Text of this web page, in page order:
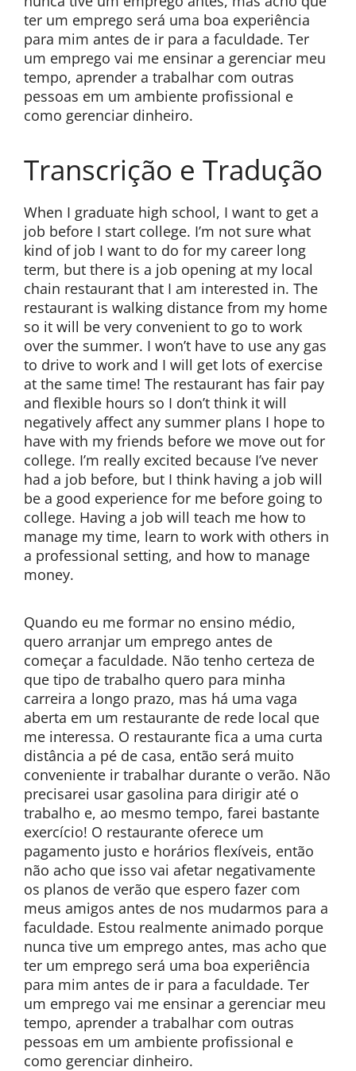
ter um emprego será uma boa experiência
para mim antes de ir para a faculdade. Ter
um emprego vai me ensinar a gerenciar meu
tempo, aprender a trabalhar com outras
pessoas em um ambiente profissional e
como gerenciar dinheiro.
Transcrição e Tradução
When I graduate high school, I want to get a
job before I start college. I’m not sure what
kind of job I want to do for my career long
term, but there is a job opening at my local
chain restaurant that I am interested in. The
restaurant is walking distance from my home
so it will be very convenient to go to work
over the summer. I won’t have to use any gas
to drive to work and I will get lots of exercise
at the same time! The restaurant has fair pay
and flexible hours so I don’t think it will
negatively affect any summer plans I hope to
have with my friends before we move out for
college. I’m really excited because I’ve never
had a job before, but I think having a job will
be a good experience for me before going to
college. Having a job will teach me how to
manage my time, learn to work with others in
a professional setting, and how to manage
money.
Quando eu me formar no ensino médio,
quero arranjar um emprego antes de
começar a faculdade. Não tenho certeza de
que tipo de trabalho quero para minha
carreira a longo prazo, mas há uma vaga
aberta em um restaurante de rede local que
me interessa. O restaurante fica a uma curta
distância a pé de casa, então será muito
conveniente ir trabalhar durante o verão. Não
precisarei usar gasolina para dirigir até o
trabalho e, ao mesmo tempo, farei bastante
exercício! O restaurante oferece um
pagamento justo e horários flexíveis, então
não acho que isso vai afetar negativamente
os planos de verão que espero fazer com
meus amigos antes de nos mudarmos para a
faculdade. Estou realmente animado porque
nunca tive um emprego antes, mas acho que
ter um emprego será uma boa experiência
para mim antes de ir para a faculdade. Ter
um emprego vai me ensinar a gerenciar meu
tempo, aprender a trabalhar com outras
pessoas em um ambiente profissional e
como gerenciar dinheiro.